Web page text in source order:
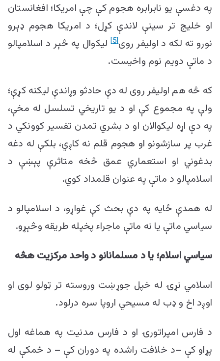
په دغسې یو نابرابره هجوم کې چې امریکا؛ افغانستان
او خلیج تر سینې لاندې کړل؛ د امریکا هجوم ډېرو
نورو ته لکه د اولیفر روی[5]
لیکوال په څېر د اسلامپالو
د ماتې دویم نوم واخیست.
که څه هم اولیفر روی له دې حادثو وړاندې لیکنه کړې؛
ولې په مجموع کې او د یو تاریخي تسلسل له مخې،
په دې اړه لیکوالان او د بشري تمدن تفسیر کوونکي د
غرب پر سازشونو او هجوم قلم نه کاږي، بلکې له دغه
بدغوني او استعماري عمق څخه متاثرې پېښې د
اسلامپالو د ماتې په عنوان قلمداد کوي.
له همدې ځایه په دې بحث کې غواړو، د اسلامپالو د
سیاسي ماتې یا نه ماتې ماجراء پخپله طریقه وڅېړو.
سیاسي اسلام؛ یاد مسلمانانو د واحد مرکزیت هڅه
اسلامي نړۍ له خپل جوړښت وروسته تر ټولو لوی او
اوږد اخ و ډب له مسیحي اروپا سره درلود.
د فارس امپراتورۍ او د فارس مدنیت په هماغه اول
پړاو کې –د خلافت راشده په دوران کې – د ځمکې له